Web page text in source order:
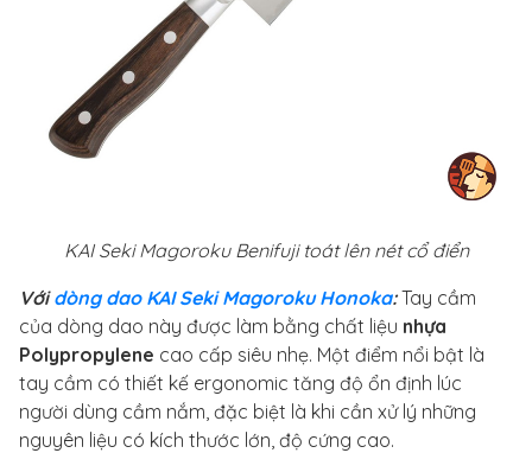
KAI Seki Magoroku Benifuji toát lên nét cổ điển
Vớidòng dao KAI Seki Magoroku Honoka:Tay cầm
của dòng dao này được làm bằng chất liệu nhựa
Polypropylene cao cấp siêu nhẹ. Một điểm nổi bật là
tay cầm có thiết kế ergonomic tăng độ ổn định lúc
người dùng cầm nắm, đặc biệt là khi cần xử lý những
nguyên liệu có kích thước lớn, độ cứng cao.